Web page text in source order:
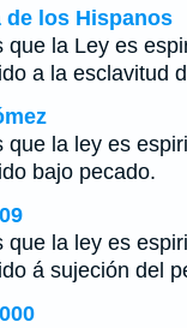
de los Hispanos
que la Ley es
a la esclavitud
que la ley es
bajo pecado.
que la ley es
á sujeción del